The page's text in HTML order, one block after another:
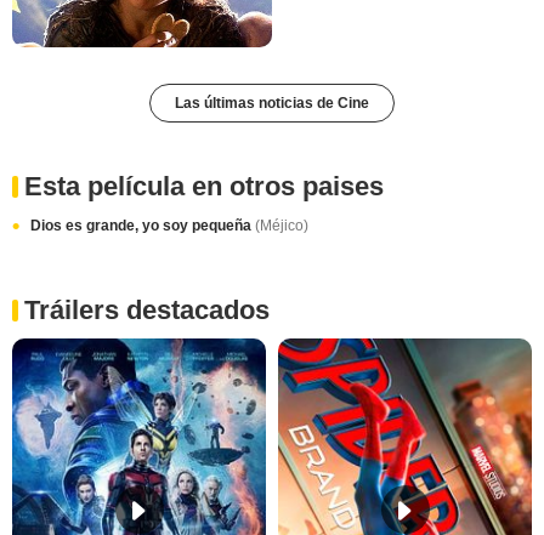
Las últimas noticias de Cine
Esta película en otros paises
Dios es grande, yo soy pequeña (Méjico)
Tráilers destacados